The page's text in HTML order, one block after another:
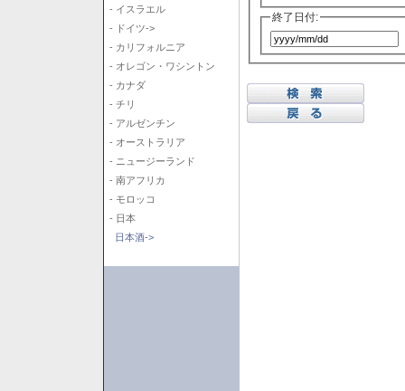
- イスラエル
- ドイツ->
- カリフォルニア
- オレゴン・ワシントン
- カナダ
- チリ
- アルゼンチン
- オーストラリア
- ニュージーランド
- 南アフリカ
- モロッコ
- 日本
日本酒->
終了日付: